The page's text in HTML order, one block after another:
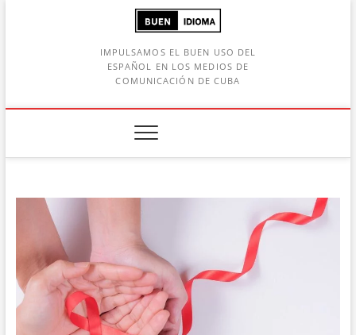
IMPULSAMOS EL BUEN USO DEL
ESPAÑOL EN LOS MEDIOS DE
COMUNICACIÓN DE CUBA